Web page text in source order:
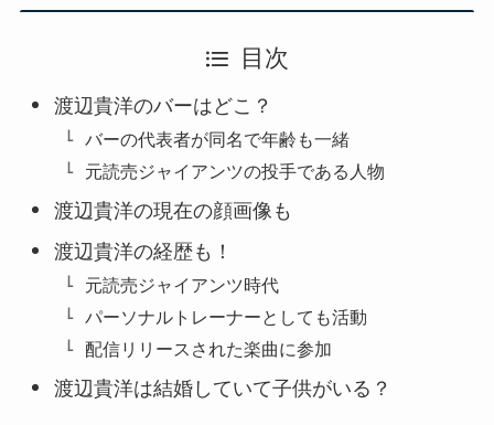
目次
渡辺貴洋のバーはどこ？
バーの代表者が同名で年齢も一緒
元読売ジャイアンツの投手である人物
渡辺貴洋の現在の顔画像も
渡辺貴洋の経歴も！
元読売ジャイアンツ時代
パーソナルトレーナーとしても活動
配信リリースされた楽曲に参加
渡辺貴洋は結婚していて子供がいる？